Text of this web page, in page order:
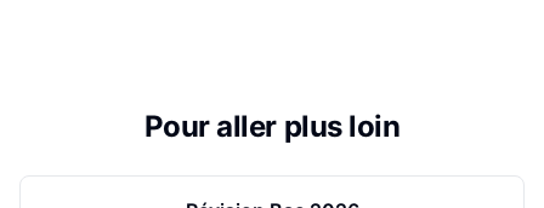
Pour aller plus loin